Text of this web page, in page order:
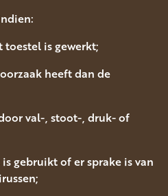
toestel is gewerkt;
heeft dan de
val-, stoot-, druk- of
gebruikt of er sprake is van